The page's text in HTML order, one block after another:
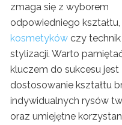
zmaga się z wyborem
odpowiedniego kształtu,
kosmetyków czy technik
stylizacji. Warto
kluczem do sukcesu jest
dostosowanie kształtu
indywidualnych rysów
oraz umiejętne